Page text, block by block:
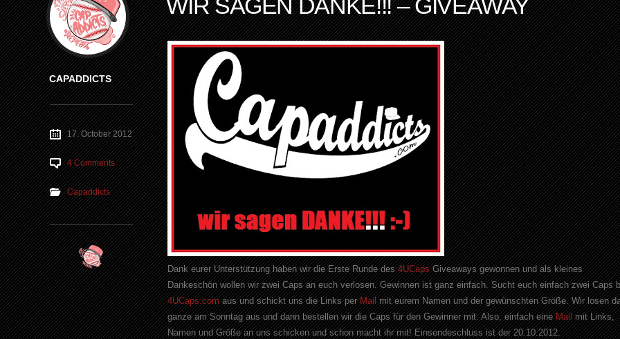
Dank eurer Unterstützung haben wir die Erste Runde des4UCapsGiveaways gewonnen und als kleines
Dankeschön wollen wir zwei Caps an euch verlosen. Gewinnen ist ganz einfach. Sucht euch einfach zwei Caps
4UCaps.comaus und schickt uns die Links perMailmit eurem Namen und der gewünschten Größe. Wir losen
ganze am Sonntag aus und dann bestellen wir die Caps für den Gewinner mit. Also, einfach eine Mailmit Links,
Namen und Größe an uns schicken und schon macht ihr mit! Einsendeschluss ist der 20.10.2012.
CAPADDICTS
17. October 2012
4 Comments
Capaddicts